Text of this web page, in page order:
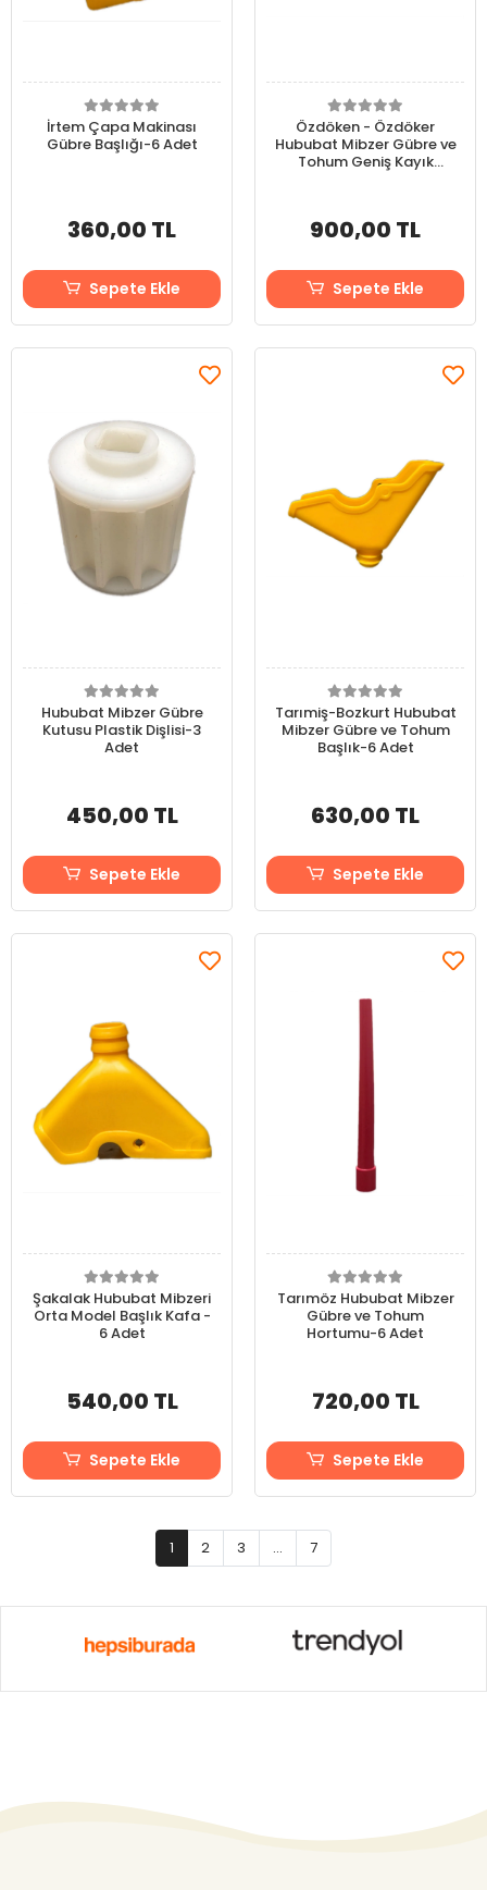
İrtem Çapa Makinası
Gübre Başlığı-6 Adet
360,00 TL
Sepete Ekle
Özdöken - Özdöker
Hububat Mibzer Gübre ve
Tohum Geniş Kayık
900,00 TL
Sepete Ekle
Hububat Mibzer Gübre
Kutusu Plastik Dişlisi-3
Adet
450,00 TL
Sepete Ekle
Tarımiş-Bozkurt Hububat
Mibzer Gübre ve Tohum
Başlık-6 Adet
630,00 TL
Sepete Ekle
Şakalak Hububat Mibzeri
Orta Model Başlık Kafa -
6 Adet
540,00 TL
Sepete Ekle
Tarımöz Hububat Mibzer
Gübre ve Tohum
Hortumu-6 Adet
720,00 TL
Sepete Ekle
1 2 3 ... 7